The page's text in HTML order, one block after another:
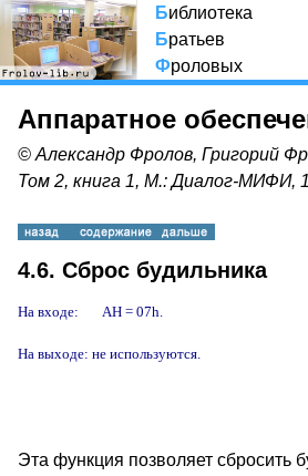
Библиотека
Братьев
Фроловых
Аппаратное
© Александр Фролов, Григорий
Том 2, книга 1, М.: Диалог-МИФИ,
4.6. Сброс будильника
На входе:       AH = 07h.
На выходе: не используются.
Эта функция позволяет сбросить